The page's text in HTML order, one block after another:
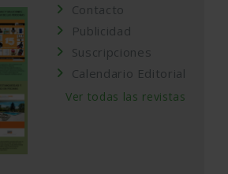
Contacto
Publicidad
Suscripciones
Calendario Editorial
Ver todas las revistas